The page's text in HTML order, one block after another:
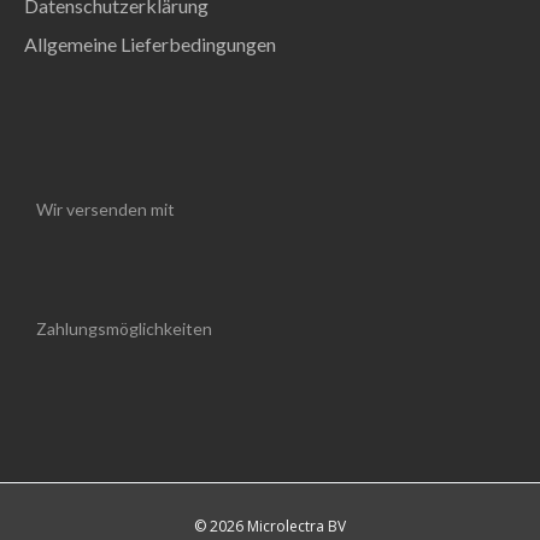
Datenschutzerklärung
Allgemeine Lieferbedingungen
Wir versenden mit
Zahlungsmöglichkeiten
© 2026 Microlectra BV